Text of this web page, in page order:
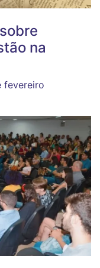
na
fevereiro